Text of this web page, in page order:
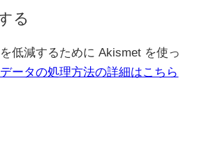
る
低減するために Akismet を使っ
ータの処理方法の詳細はこちら